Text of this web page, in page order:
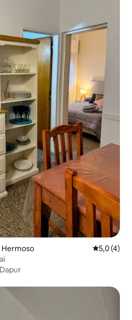
Nilai rata-
5,0 (4)
Dapur